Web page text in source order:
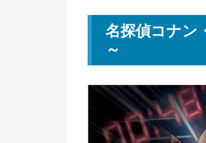
名探偵コナン
～